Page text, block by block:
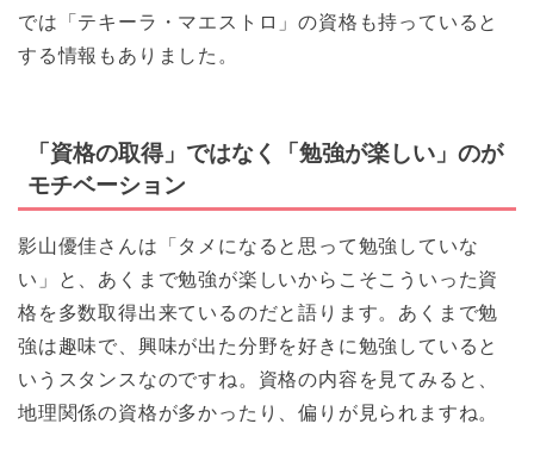
では「テキーラ・マエストロ」の資格も持っていると
する情報もありました。
「資格の取得」ではなく「勉強が楽しい」のが
モチベーション
影山優佳さんは「タメになると思って勉強していな
い」と、あくまで勉強が楽しいからこそこういった資
格を多数取得出来ているのだと語ります。あくまで勉
強は趣味で、興味が出た分野を好きに勉強していると
いうスタンスなのですね。資格の内容を見てみると、
地理関係の資格が多かったり、偏りが見られますね。